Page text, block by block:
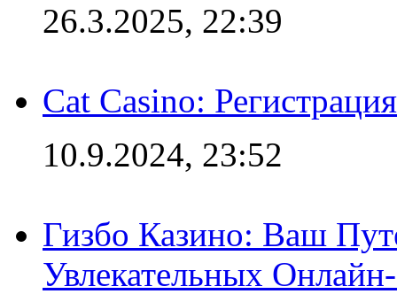
26.3.2025, 22:39
Cat Casino:
10.9.2024, 23:52
Гизбо Казино: Ваш
Увлекательных